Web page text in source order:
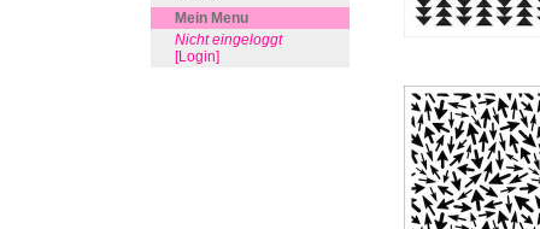
Mein Menu
Nicht eingeloggt
[Login]